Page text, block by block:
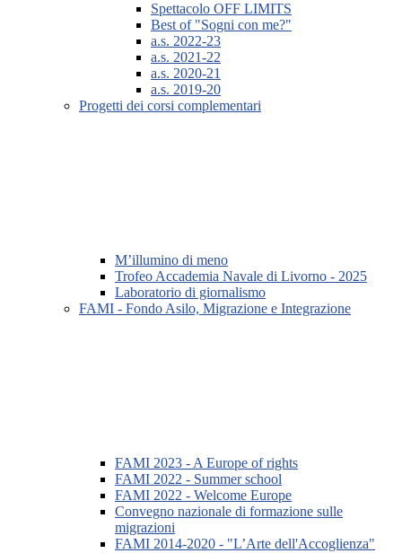
Spettacolo OFF LIMITS
Best of "Sogni con me?"
a.s. 2022-23
a.s. 2021-22
a.s. 2020-21
a.s. 2019-20
Progetti dei corsi complementari
M’illumino di meno
Trofeo Accademia Navale di Livorno - 2025
Laboratorio di giornalismo
FAMI - Fondo Asilo, Migrazione e Integrazione
FAMI 2023 - A Europe of rights
FAMI 2022 - Summer school
FAMI 2022 - Welcome Europe
Convegno nazionale di formazione sulle
migrazioni
FAMI 2014-2020 - "L’Arte dell'Accoglienza"